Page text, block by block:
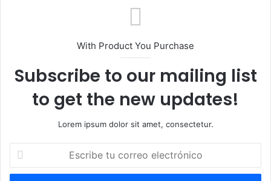
With Product You Purchase
Subscribe to our mailing list
to get the new updates!
Lorem ipsum dolor sit amet, consectetur.
correo